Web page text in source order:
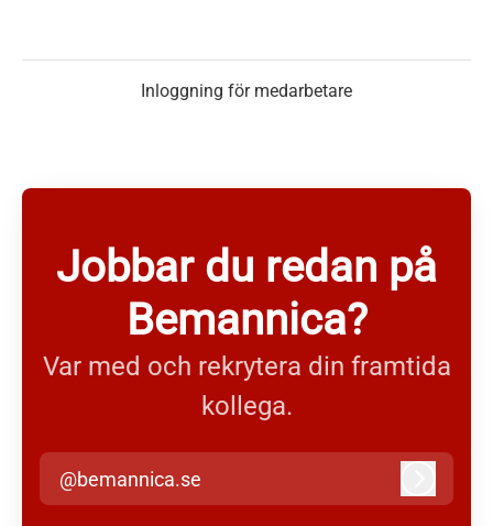
Inloggning för medarbetare
Jobbar du redan på
Bemannica?
Var med och rekrytera din framtida
kollega.
@bemannica.se